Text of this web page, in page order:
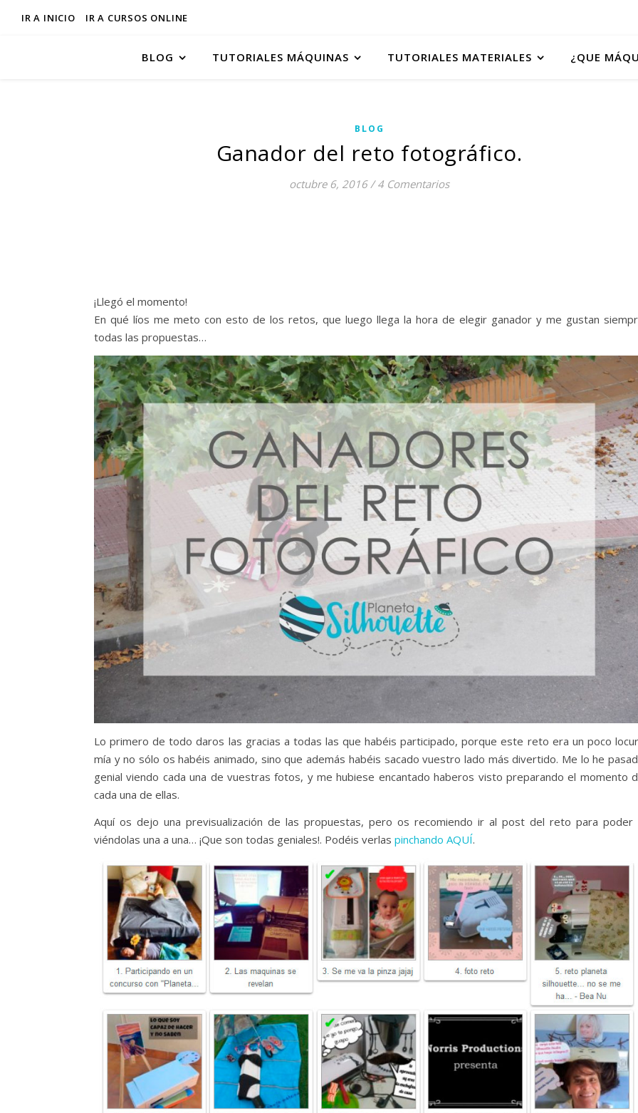
IR A INICIO IR A CURSOS ONLINE
BLOG TUTORIALES MÁQUINAS TUTORIALES MATERIALES ¿QUE
BLOG
Ganador del reto fotográfico.
octubre 6, 2016 / 4 Comentarios
¡Llegó el momento!
En qué líos me meto con esto de los retos, que luego llega la hora de elegir ganador y me gustan
todas las propuestas…
Lo primero de todo daros las gracias a todas las que habéis participado, porque este reto era un poco
mía y no sólo os habéis animado, sino que además habéis sacado vuestro lado más divertido. Me lo he
genial viendo cada una de vuestras fotos, y me hubiese encantado haberos visto preparando el momento
cada una de ellas.
Aquí os dejo una previsualización de las propuestas, pero os recomiendo ir al post del reto para poder
viéndolas una a una… ¡Que son todas geniales!. Podéis verlas pinchando AQUÍ.